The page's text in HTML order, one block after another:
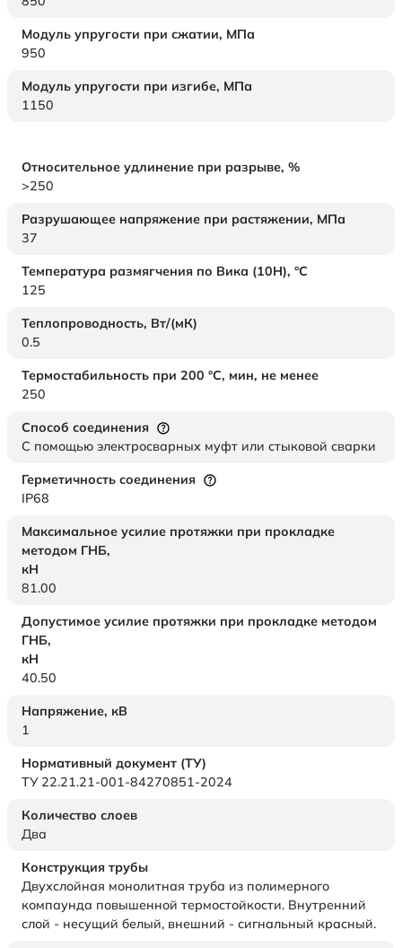
Модуль упругости при сжатии, МПа
950
Модуль упругости при изгибе, МПа
1150
Относительное удлинение при разрыве, %
>250
Разрушающее напряжение при растяжении, МПа
37
Температура размягчения по Вика (10Н), °C
125
Теплопроводность, Вт/(мК)
0.5
Термостабильность при 200 °С, мин, не менее
250
Способ соединения
С помощью электросварных муфт или стыковой сварки
Герметичность соединения
IP68
Максимальное усилие протяжки при прокладке
методом ГНБ,
кН
81.00
Допустимое усилие протяжки при прокладке методом
ГНБ,
кН
40.50
Напряжение, кВ
1
Нормативный документ (ТУ)
ТУ 22.21.21-001-84270851-2024
Количество слоев
Два
Конструкция трубы
Двухслойная монолитная труба из полимерного
компаунда повышенной термостойкости. Внутренний
слой - несущий белый, внешний - сигнальный красный.